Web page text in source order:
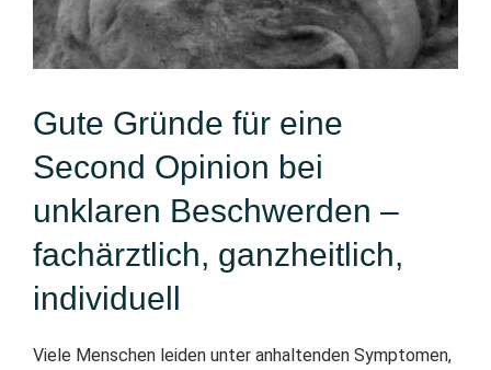
Gute Gründe für eine
Second Opinion bei
unklaren Beschwerden –
fachärztlich, ganzheitlich,
individuell
Viele Menschen leiden unter anhaltenden Symptomen,